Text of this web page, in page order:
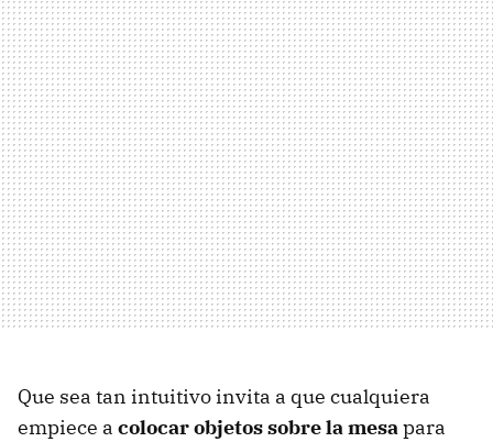
Que sea tan intuitivo invita a que cualquiera
empiece a colocar objetos sobre la mesapara